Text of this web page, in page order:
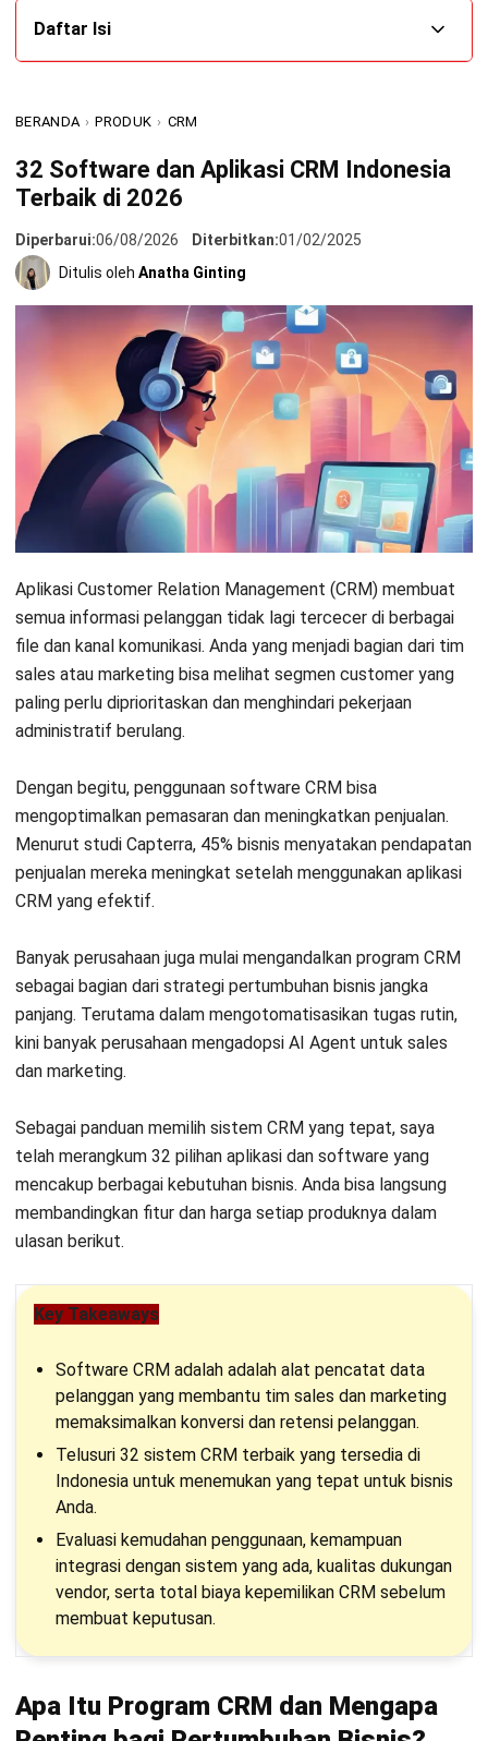
Daftar Isi
Kebutuhan Bisnis
2. Microsoft Dynamics CRM
3. Salesforce CRM
4. Pipedrive
5. HubSpot CRM
6. Freshsales
7. Zoho CRM
9. SugarCRM
10. NetSuite CRM
11. Creatio CRM
12. SuiteCRM
14. Nutshell CRM Software
15. VTiger CRM
16. Insightly CRM Software
17. Copper
18. Zendesk
19. Apptivo
21. Nimble
22. Agile CRM
23. Bitrix24
25. Barantum CRM
26. EngageBay
27. Bigin by Zoho
28. Mailchimp
29. ClickUp
30. ActiveCampaign
31. LiveAgent
34. Kolabo
BERANDA › PRODUK › CRM
32 Software dan Aplikasi CRM Indonesia
Terbaik di 2026
Diperbarui:06/08/2026 Diterbitkan:01/02/2025
Ditulis oleh Anatha Ginting
Aplikasi Customer Relation Management (CRM) membuat
semua informasi pelanggan tidak lagi tercecer di berbagai
file dan kanal komunikasi. Anda yang menjadi bagian dari tim
sales atau marketing bisa melihat segmen customer yang
paling perlu diprioritaskan dan menghindari pekerjaan
administratif berulang.
Dengan begitu, penggunaan software CRM bisa
mengoptimalkan pemasaran dan meningkatkan penjualan.
Menurut studi Capterra, 45% bisnis menyatakan pendapatan
penjualan mereka meningkat setelah menggunakan aplikasi
CRM yang efektif.
Banyak perusahaan juga mulai mengandalkan program CRM
sebagai bagian dari strategi pertumbuhan bisnis jangka
panjang. Terutama dalam mengotomatisasikan tugas rutin,
kini banyak perusahaan mengadopsi AI Agent untuk sales
dan marketing.
Sebagai panduan memilih sistem CRM yang tepat, saya
telah merangkum 32 pilihan aplikasi dan software yang
mencakup berbagai kebutuhan bisnis. Anda bisa langsung
membandingkan fitur dan harga setiap produknya dalam
ulasan berikut.
Key Takeaways
Software CRM adalah adalah alat pencatat data
pelanggan yang membantu tim sales dan marketing
memaksimalkan konversi dan retensi pelanggan.
Telusuri 32 sistem CRM terbaik yang tersedia di
Indonesia untuk menemukan yang tepat untuk bisnis
Anda.
Evaluasi kemudahan penggunaan, kemampuan
integrasi dengan sistem yang ada, kualitas dukungan
vendor, serta total biaya kepemilikan CRM sebelum
membuat keputusan.
Apa Itu Program CRM dan Mengapa